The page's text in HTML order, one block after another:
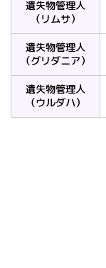
遺失物管理人
（リムサ）
遺失物管理人
（グリダニア）
遺失物管理人
（ウルダハ）